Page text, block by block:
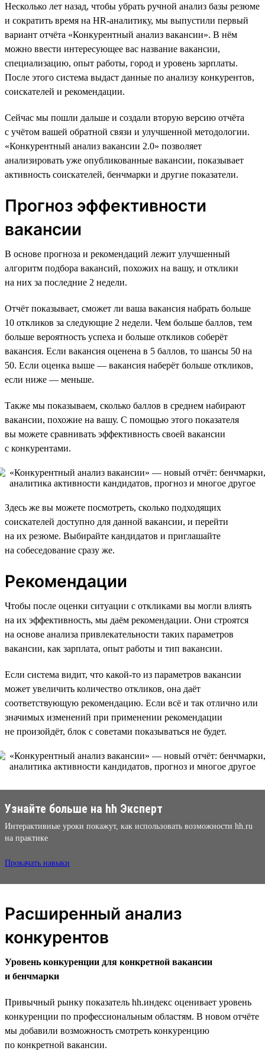
Несколько лет назад, чтобы убрать ручной анализ базы резюме
и сократить время на HR-аналитику, мы выпустили первый
вариант отчёта «Конкурентный анализ вакансии». В нём
можно ввести интересующее вас название вакансии,
специализацию, опыт работы, город и уровень зарплаты.
После этого система выдаст данные по анализу конкурентов,
соискателей и рекомендации.
Сейчас мы пошли дальше и создали вторую версию отчёта
с учётом вашей обратной связи и улучшенной методологии.
«Конкурентный анализ вакансии 2.0» позволяет
анализировать уже опубликованные вакансии, показывает
активность соискателей, бенчмарки и другие показатели.
Прогноз эффективности
вакансии
В основе прогноза и рекомендаций лежит улучшенный
алгоритм подбора вакансий, похожих на вашу, и отклики
на них за последние 2 недели.
Отчёт показывает, сможет ли ваша вакансия набрать больше
10 откликов за следующие 2 недели. Чем больше баллов, тем
больше вероятность успеха и больше откликов соберёт
вакансия. Если вакансия оценена в 5 баллов, то шансы 50 на
50. Если оценка выше — вакансия наберёт больше откликов,
если ниже — меньше.
Также мы показываем, сколько баллов в среднем набирают
вакансии, похожие на вашу. С помощью этого показателя
вы можете сравнивать эффективность своей вакансии
с конкурентами.
Здесь же вы можете посмотреть, сколько подходящих
соискателей доступно для данной вакансии, и перейти
на их резюме. Выбирайте кандидатов и приглашайте
на собеседование сразу же.
Рекомендации
Чтобы после оценки ситуации с откликами вы могли влиять
на их эффективность, мы даём рекомендации. Они строятся
на основе анализа привлекательности таких параметров
вакансии, как зарплата, опыт работы и тип вакансии.
Если система видит, что какой-то из параметров вакансии
может увеличить количество откликов, она даёт
соответствующую рекомендацию. Если всё и так отлично или
значимых изменений при применении рекомендации
не произойдёт, блок с советами показываться не будет.
Узнайте больше на hh Эксперт
Интерактивные уроки покажут, как использовать возможности hh.ru
на практике
Прокачать навыки
Расширенный анализ
конкурентов
Уровень конкуренции для конкретной вакансии
и бенчмарки
Привычный рынку показатель hh.индекс оценивает уровень
конкуренции по профессиональным областям. В новом отчёте
мы добавили возможность смотреть конкуренцию
по конкретной вакансии.